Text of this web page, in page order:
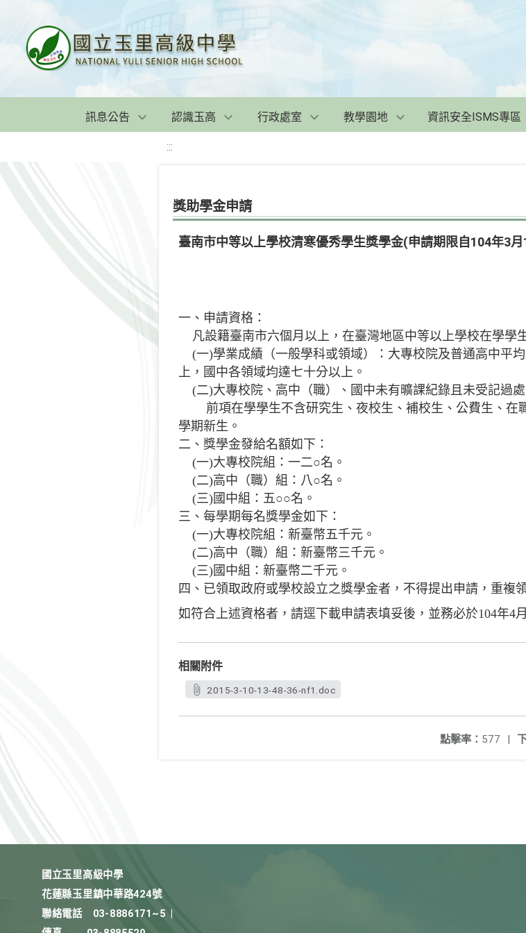
訊息公告 認識玉高 行政處室 教學園地 資訊安全ISMS專區
:::
獎助學金申請
臺南市中等以上學校清寒優秀學生獎學金(申請期限自104年3
一、申請資格：
凡設籍臺南市六個月以上，在臺灣地區中等以上學校在學學
(一)學業成績（一般學科或領域）：大專校院及普通高中平
上，國中各領域均達七十分以上。
(二)大專校院、高中（職）、國中未有曠課紀錄且未受記過處
前項在學學生不含研究生、夜校生、補校生、公費生、在
學期新生。
二、獎學金發給名額如下：
(一)大專校院組：一二○名。
(二)高中（職）組：八○名。
(三)國中組：五○○名。
三、每學期每名獎學金如下：
(一)大專校院組：新臺幣五千元。
(二)高中（職）組：新臺幣三千元。
(三)國中組：新臺幣二千元。
四、已領取政府或學校設立之獎學金者，不得提出申請，重複
如符合上述資格者，請逕下載申請表填妥後，並務必於104年4
相關附件
2015-3-10-13-48-36-nf1.doc
點擊率： 577 |
國立玉里高級中學
花蓮縣玉里鎮中華路424號
聯絡電話
03-8886171~5